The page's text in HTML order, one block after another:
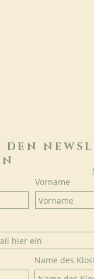
DEN
Vorname
Name des